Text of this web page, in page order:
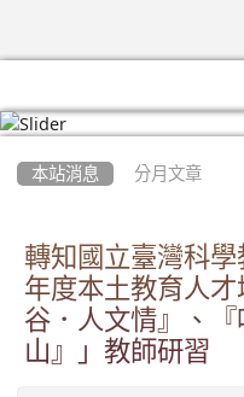
本站消息 分月文章
轉知國立臺灣科學
年度本土教育人
谷．人文情』、
山』」教師研習